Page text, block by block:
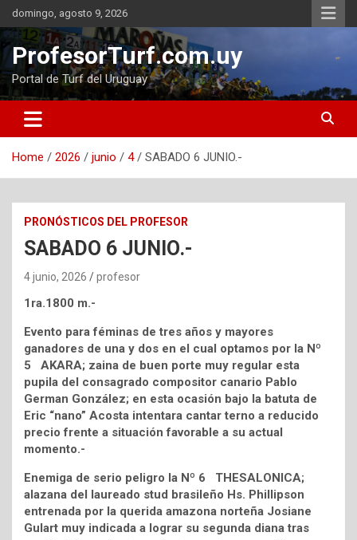
Skip
to
content
domingo, agosto 9, 2026
ProfesorTurf.com.uy
Portal de Turf del Uruguay
Home 2026 junio 4 SABADO 6 JUNIO.-
PRONÓSTICOS DEL PROFESOR
SABADO 6 JUNIO.-
4 junio, 2026 profesor
1ra.1800 m.-
Evento para féminas de tres años y mayores
ganadores de una y dos en el cual optamos por la Nº
5 AKARA; zaina de buen porte muy regular esta
pupila del consagrado compositor canario Pablo
German González; en esta ocasión bajo la batuta de
Eric “nano” Acosta intentara cantar terno a reducido
precio frente a situación favorable a su actual
momento.-
Enemiga de serio peligro la Nº 6 THESALONICA;
alazana del laureado stud brasileño Hs. Phillipson
entrenada por la querida amazona norteña Josiane
Gulart muy indicada a lograr su segunda diana tras